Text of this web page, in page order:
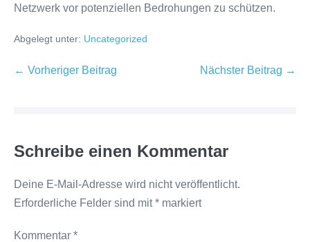
Netzwerk vor potenziellen Bedrohungen zu schützen.
Abgelegt unter: Uncategorized
Beitragsnavigation
← Vorheriger Beitrag Nächster Beitrag →
Schreibe einen Kommentar
Deine E-Mail-Adresse wird nicht veröffentlicht.
Erforderliche Felder sind mit* markiert
Kommentar *